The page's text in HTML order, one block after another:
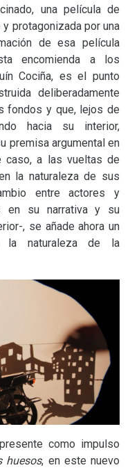
una película de
protagonizada por una
de esa película
encomienda a los
Cociña, es el punto
deliberadamente
fondos y que, lejos de
hacia su interior,
premisa argumental en
caso, a las vueltas de
la naturaleza de sus
entre actores y
en su narrativa y su
, se añade ahora un
naturaleza de la
como impulso
huesos, en este nuevo